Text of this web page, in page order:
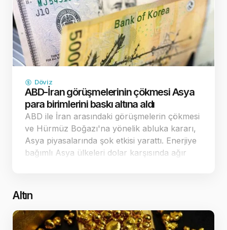
Döviz
ABD-İran görüşmelerinin çökmesi Asya
para birimlerini baskı altına aldı
ABD ile İran arasındaki görüşmelerin çökmesi
ve Hürmüz Boğazı'na yönelik abluka kararı,
Asya piyasalarında şok etkisi yarattı. Enerjiye
bağımlı Asya ülkeleri dolar karşısında ağır
Altın